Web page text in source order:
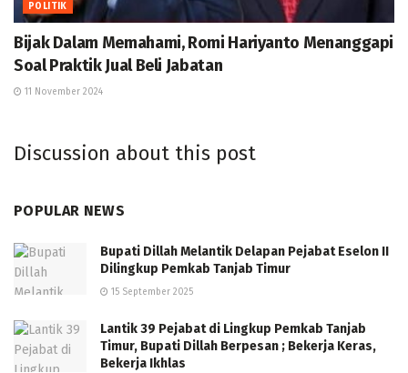
POLITIK
Bijak Dalam Memahami, Romi Hariyanto Menanggapi
Soal Praktik Jual Beli Jabatan
11 November 2024
Discussion about this post
POPULAR NEWS
Bupati Dillah Melantik Delapan Pejabat Eselon II
Dilingkup Pemkab Tanjab Timur
15 September 2025
Lantik 39 Pejabat di Lingkup Pemkab Tanjab
Timur, Bupati Dillah Berpesan ; Bekerja Keras,
Bekerja Ikhlas